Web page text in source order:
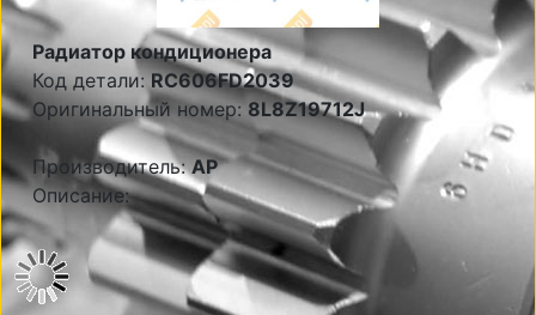
Радиатор кондиционера
Код детали: RC606FD2039
Оригинальный номер: 8L8Z19712J
Производитель:AP
Описание: